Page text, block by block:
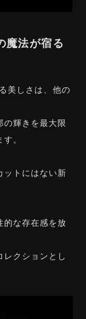
魔法が宿る
美しさは、他の
の輝きを最大限
。
ットにはない新
的な存在感を放
クションとし